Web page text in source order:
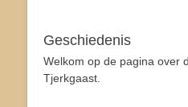
Geschiedenis
Welkom op de pagina over
Tjerkgaast.